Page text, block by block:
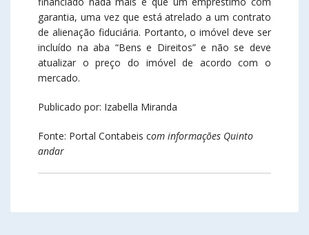
garantia, uma vez que está atrelado a um contrato
de alienação fiduciária. Portanto, o imóvel deve ser
incluído na aba “Bens e Direitos” e não se deve
atualizar o preço do imóvel de acordo com o
mercado.
Publicado por: Izabella Miranda
Fonte: Portal Contabeis com informações Quinto
andar